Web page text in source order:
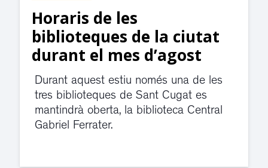
Horaris de les
biblioteques de la ciutat
durant el mes d’agost
Durant aquest estiu només una de les
tres biblioteques de Sant Cugat es
mantindrà oberta, la biblioteca Central
Gabriel Ferrater.